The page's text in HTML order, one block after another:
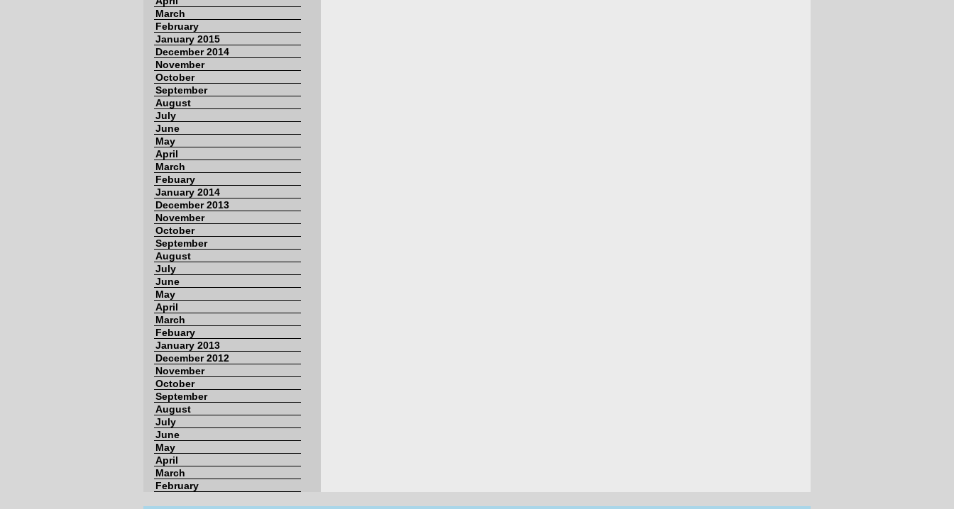
March
February
January 2015
December 2014
November
October
September
August
July
June
May
April
March
Febuary
January 2014
December 2013
November
October
September
August
July
June
May
April
March
Febuary
January 2013
December 2012
November
October
September
August
July
June
May
April
March
February